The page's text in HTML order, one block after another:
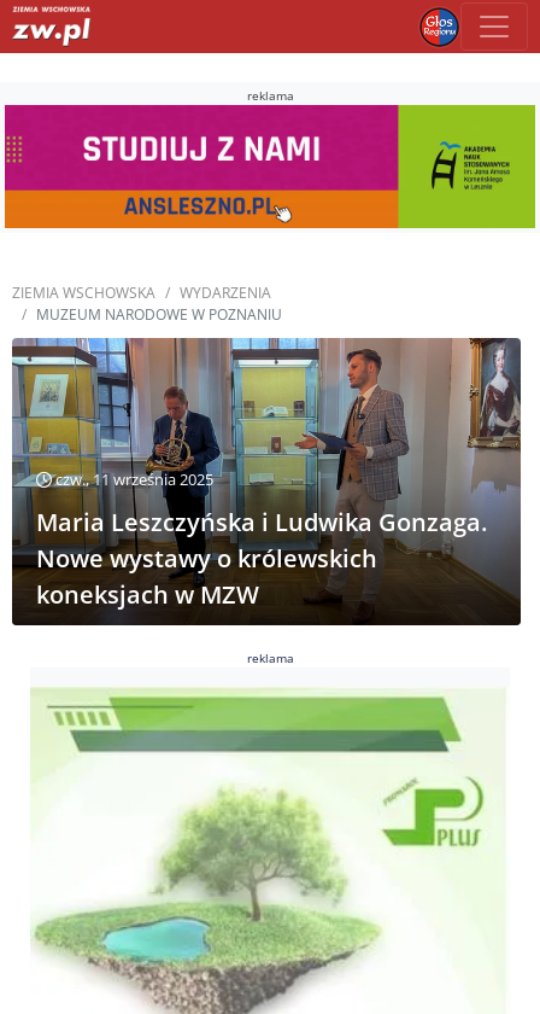
reklama
ZIEMIA WSCHOWSKA
WYDARZENIA
MUZEUM NARODOWE W POZNANIU
czw., 11 września 2025
Maria Leszczyńska i Ludwika Gonzaga.
Nowe wystawy o królewskich
koneksjach w MZW
reklama